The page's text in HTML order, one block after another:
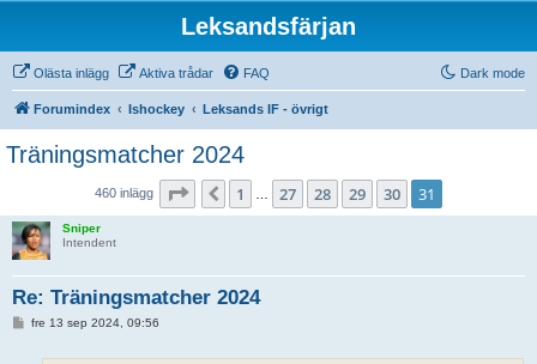
Leksandsfärjan
Dark mode
Olästa inlägg Aktiva trådar FAQ
Forumindex Ishockey Leksands IF - övrigt
Träningsmatcher 2024
460 inlägg Sida 31 av 31
Föregående
1 27 28 29 30 31
Sniper
Intendent
Re: Träningsmatcher 2024
fre 13 sep 2024, 09:56